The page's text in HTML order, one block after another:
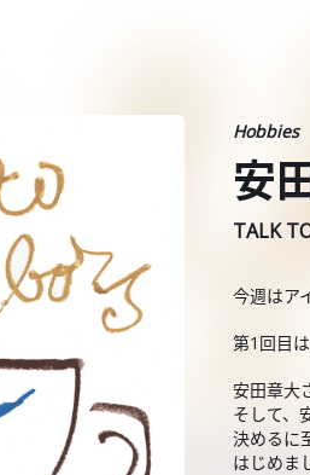
Hobbies
安
TALK
今週はア
第1回目
安田章大
そして、
決めるに
はじめま